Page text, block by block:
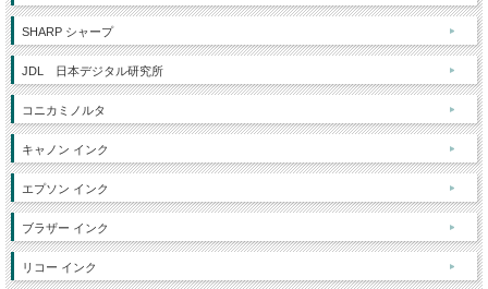
SHARP シャープ
JDL 日本デジタル研究所
コニカミノルタ
キャノン インク
エプソン インク
ブラザー インク
リコー インク